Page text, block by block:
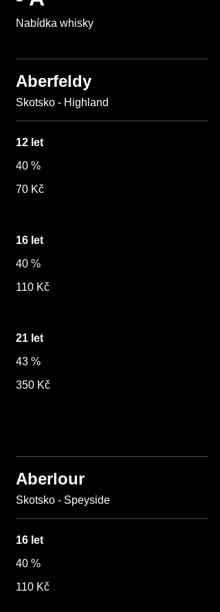
Nabídka whisky
Aberfeldy
12 let
40 %
70 Kč
16 let
40 %
110 Kč
21 let
43 %
350 Kč
Aberlour
Skotsko - Speyside
16 let
40 %
110 Kč